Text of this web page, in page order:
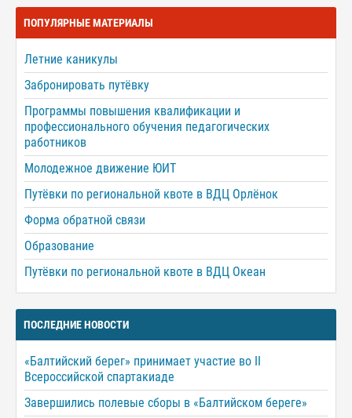
ПОПУЛЯРНЫЕ МАТЕРИАЛЫ
Летние каникулы
Забронировать путёвку
Программы повышения квалификации и
профессионального обучения педагогических
работников
Молодежное движение ЮИТ
Путёвки по региональной квоте в ВДЦ Орлёнок
Форма обратной связи
Образование
Путёвки по региональной квоте в ВДЦ Океан
ПОСЛЕДНИЕ НОВОСТИ
«Балтийский берег» принимает участие во II
Всероссийской спартакиаде
Завершились полевые сборы в «Балтийском береге»